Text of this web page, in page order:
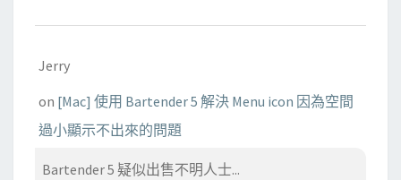
Jerry
on [Mac] 使用 Bartender 5 解決 Menu icon 因為空間
過小顯示不出來的問題
Bartender 5 疑似出售不明人士...